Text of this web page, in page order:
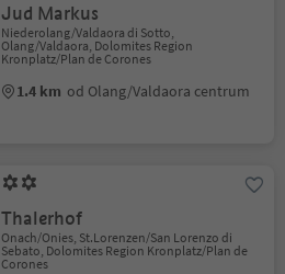
Jud Markus
Niederolang/Valdaora di Sotto,
Olang/Valdaora, Dolomites Region
Kronplatz/Plan de Corones
1.4 km od Olang/Valdaora centrum
Thalerhof
Onach/Onies, St.Lorenzen/San Lorenzo di
Sebato, Dolomites Region Kronplatz/Plan de
Corones